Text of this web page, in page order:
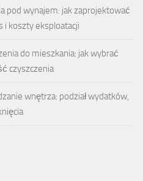
pod wynajem: jak zaprojektować
i koszty eksploatacji
do mieszkania: jak wybrać
czyszczenia
wnętrza: podział wydatków,